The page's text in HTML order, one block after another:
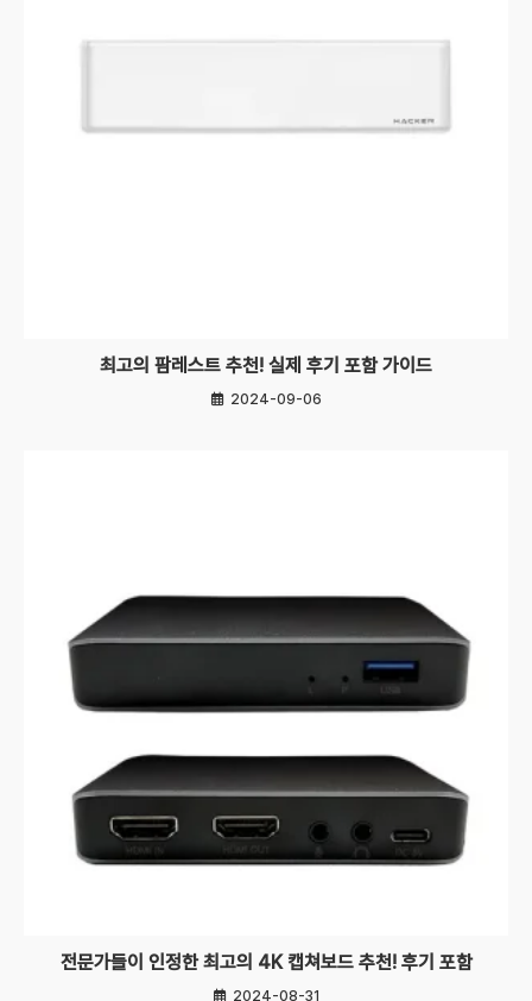
최고의 팜레스트 추천! 실제 후기 포함 가이드
2024-09-06
전문가들이 인정한 최고의 4K 캡쳐보드 추천! 후기 포함
2024-08-31